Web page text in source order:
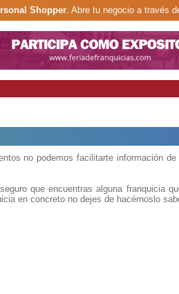
Shopper. Abre tu negocio a través
no podemos facilitarte información
que encuentras alguna franquicia
en concreto no dejes de hacérnoslo